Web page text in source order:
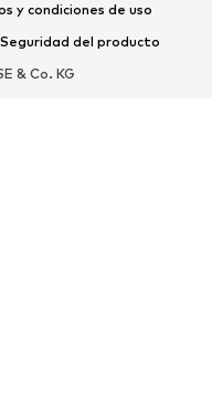
y condiciones de uso
Seguridad del producto
& Co. KG